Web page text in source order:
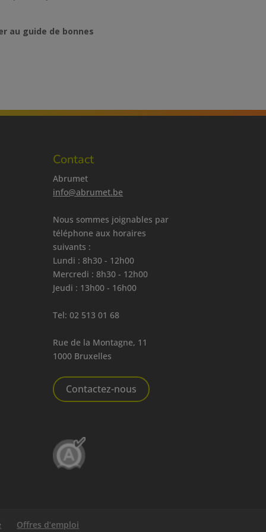
au guide de bonnes
Contact
Abrumet
info@abrumet.be
Nous sommes joignables par
téléphone aux horaires
suivants :
Lundi : 8h30 - 12h00
Mercredi : 8h30 - 12h00
Jeudi : 13h00 - 16h00
Tel:02 513 01 68
Rue de la Montagne, 11
1000 Bruxelles
Contactez-nous
Offres d’emploi